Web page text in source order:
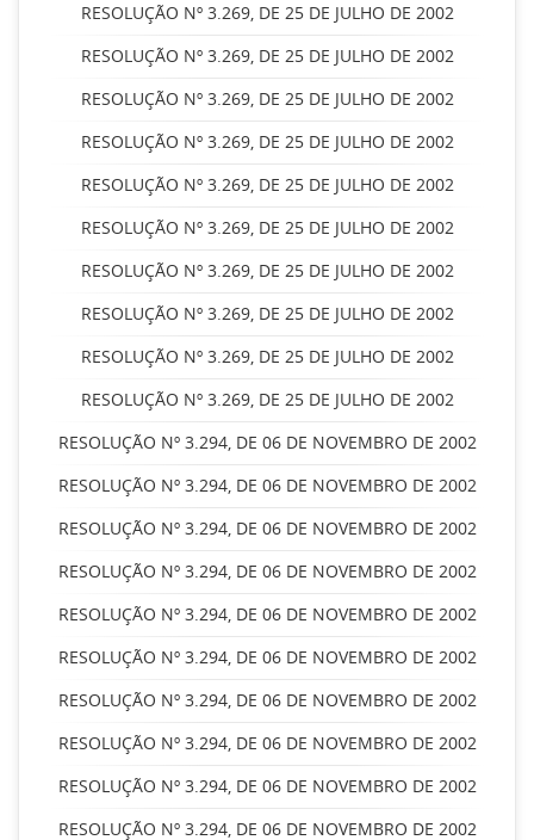
RESOLUÇÃO Nº 3.269, DE 25 DE JULHO DE 2002
RESOLUÇÃO Nº 3.269, DE 25 DE JULHO DE 2002
RESOLUÇÃO Nº 3.269, DE 25 DE JULHO DE 2002
RESOLUÇÃO Nº 3.269, DE 25 DE JULHO DE 2002
RESOLUÇÃO Nº 3.269, DE 25 DE JULHO DE 2002
RESOLUÇÃO Nº 3.269, DE 25 DE JULHO DE 2002
RESOLUÇÃO Nº 3.269, DE 25 DE JULHO DE 2002
RESOLUÇÃO Nº 3.269, DE 25 DE JULHO DE 2002
RESOLUÇÃO Nº 3.269, DE 25 DE JULHO DE 2002
RESOLUÇÃO Nº 3.269, DE 25 DE JULHO DE 2002
RESOLUÇÃO Nº 3.294, DE 06 DE NOVEMBRO DE 2002
RESOLUÇÃO Nº 3.294, DE 06 DE NOVEMBRO DE 2002
RESOLUÇÃO Nº 3.294, DE 06 DE NOVEMBRO DE 2002
RESOLUÇÃO Nº 3.294, DE 06 DE NOVEMBRO DE 2002
RESOLUÇÃO Nº 3.294, DE 06 DE NOVEMBRO DE 2002
RESOLUÇÃO Nº 3.294, DE 06 DE NOVEMBRO DE 2002
RESOLUÇÃO Nº 3.294, DE 06 DE NOVEMBRO DE 2002
RESOLUÇÃO Nº 3.294, DE 06 DE NOVEMBRO DE 2002
RESOLUÇÃO Nº 3.294, DE 06 DE NOVEMBRO DE 2002
RESOLUÇÃO Nº 3.294, DE 06 DE NOVEMBRO DE 2002